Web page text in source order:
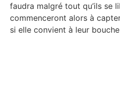
faudra malgré tout qu’ils se
commenceront alors à
si elle convient à leur